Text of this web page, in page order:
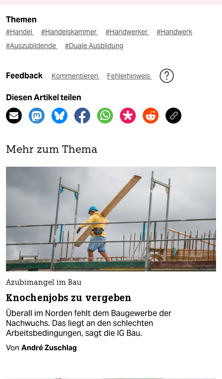
Themen
#Handel #Handelskammer #Handwerker
#Handwerk
#Auszubildende
#Duale Ausbildung
Feedback Kommentieren Fehlerhinweis
Diesen Artikel teilen
Mehr zum Thema
Azubimangel im Bau
Knochenjobs zu vergeben
Überall im Norden fehlt dem Baugewerbe der
Nachwuchs. Das liegt an den schlechten
Arbeitsbedingungen, sagt die IG Bau.
Von André Zuschlag